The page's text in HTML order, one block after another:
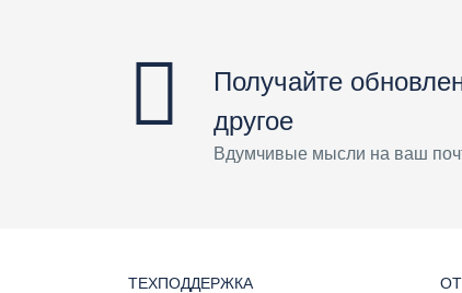
Получайте
другое
Вдумчивые мысли на ваш
ТЕХПОДДЕРЖКА